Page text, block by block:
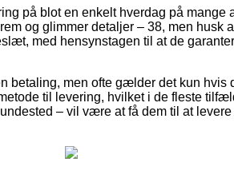
på blot en enkelt hverdag på mange
og glimmer detaljer – 38, men husk
med hensynstagen til at de
betaling, men ofte gælder det kun
til levering, hvilket i de fleste
– vil være at få dem til at